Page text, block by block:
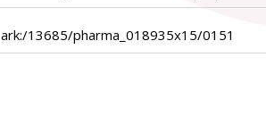
ark:/13685/pharma_018935x15/0151